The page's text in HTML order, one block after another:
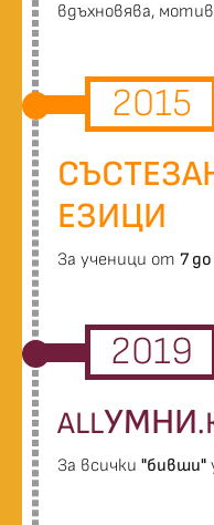
вдъхновява,
2015
ЕЗИЦИ
За ученици от 7 до
2019
ALLУМНИ
За всички "бивши"